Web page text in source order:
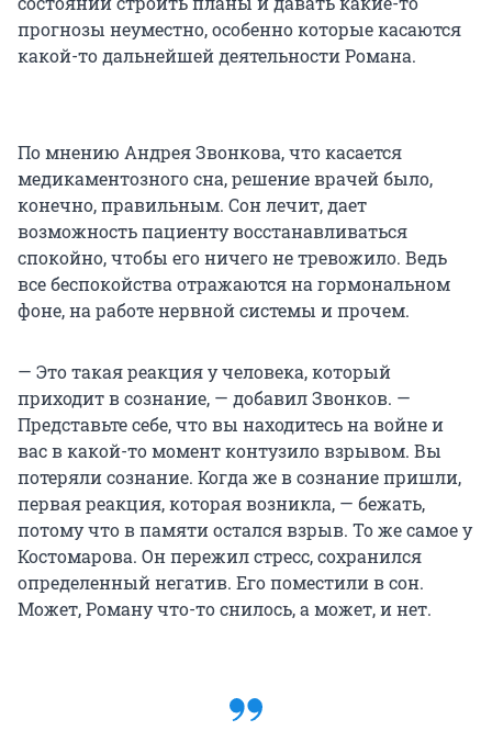
прогнозы неуместно, особенно которые касаются
какой-то дальнейшей деятельности Романа.
По мнению Андрея Звонкова, что касается
медикаментозного сна, решение врачей было,
конечно, правильным. Сон лечит, дает
возможность пациенту восстанавливаться
спокойно, чтобы его ничего не тревожило. Ведь
все беспокойства отражаются на гормональном
фоне, на работе нервной системы и прочем.
— Это такая реакция у человека, который
приходит в сознание, — добавил Звонков. —
Представьте себе, что вы находитесь на войне и
вас в какой-то момент контузило взрывом. Вы
потеряли сознание. Когда же в сознание пришли,
первая реакция, которая возникла, — бежать,
потому что в памяти остался взрыв. То же самое у
Костомарова. Он пережил стресс, сохранился
определенный негатив. Его поместили в сон.
Может, Роману что-то снилось, а может, и нет.